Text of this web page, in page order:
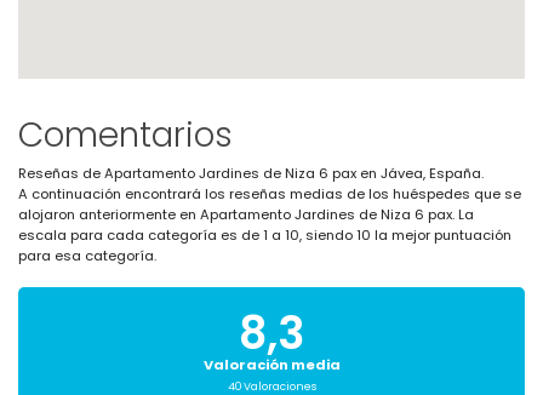
Comentarios
Reseñas de Apartamento Jardines de Niza 6 pax en Jávea, España.
A continuación encontrará los reseñas medias de los huéspedes que se
alojaron anteriormente en Apartamento Jardines de Niza 6 pax. La
escala para cada categoría es de 1 a 10, siendo 10 la mejor puntuación
para esa categoría.
8,3
Valoración media
40 Valoraciones